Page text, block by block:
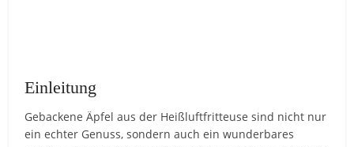
Einleitung
Gebackene Äpfel aus der Heißluftfritteuse sind nicht nur
ein echter Genuss, sondern auch ein wunderbares